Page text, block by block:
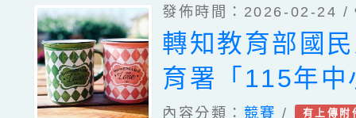
發佈時間：2026-02-24 /
轉知教育部國
育署「115年中
內容分類： 競賽 / 有上傳附